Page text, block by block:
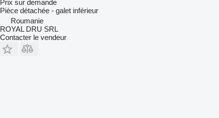
Prix sur demande
Pièce détachée - galet inférieur
Roumanie
ROYAL DRU SRL
Contacter le vendeur